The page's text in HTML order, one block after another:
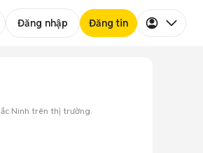
Đăng nhập Đăng tin
Ninh trên thị trường.